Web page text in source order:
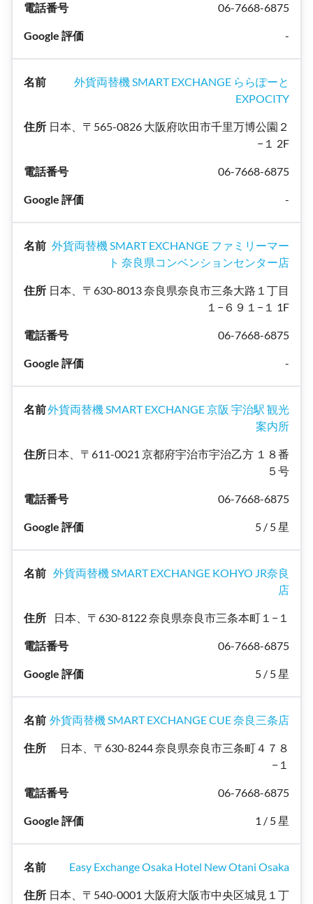
06-7668-6875
-
外貨両替機 SMART EXCHANGE ららぽーと
EXPOCITY
日本、〒565-0826 大阪府吹田市千里万博公園２
−１ 2F
06-7668-6875
-
外貨両替機 SMART EXCHANGE ファミリーマー
ト 奈良県コンベンションセンター店
日本、〒630-8013 奈良県奈良市三条大路１丁目
１−６９１−１ 1F
06-7668-6875
-
外貨両替機 SMART EXCHANGE 京阪 宇治駅 観光
案内所
日本、〒611-0021 京都府宇治市宇治乙方 １８番
５号
06-7668-6875
5 / 5 星
外貨両替機 SMART EXCHANGE KOHYO JR奈良
店
日本、〒630-8122 奈良県奈良市三条本町１−１
06-7668-6875
5 / 5 星
外貨両替機 SMART EXCHANGE CUE 奈良三条店
日本、〒630-8244 奈良県奈良市三条町４７８
−１
06-7668-6875
1 / 5 星
Easy Exchange Osaka Hotel New Otani Osaka
日本、〒540-0001 大阪府大阪市中央区城見１丁